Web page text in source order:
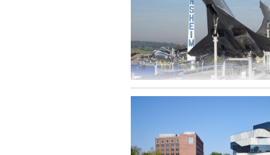
Sinsheim - Die Concorde und Tupolev Tu-144 im